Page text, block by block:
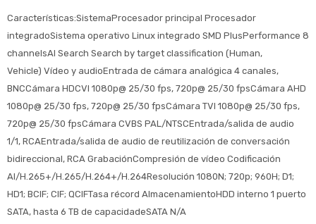
Características:SistemaProcesador principal Procesador
integradoSistema operativo Linux integrado SMD PlusPerformance 8
channelsAI Search Search by target classification (Human,
Vehicle) Vídeo y audioEntrada de cámara analógica 4 canales,
BNCCámara HDCVI 1080p@ 25/30 fps, 720p@ 25/30 fpsCámara AHD
1080p@ 25/30 fps, 720p@ 25/30 fpsCámara TVI 1080p@ 25/30 fps,
720p@ 25/30 fpsCámara CVBS PAL/NTSCEntrada/salida de audio
1/1, RCAEntrada/salida de audio de reutilización de conversación
bidireccional, RCA GrabaciónCompresión de vídeo Codificación
AI/H.265+/H.265/H.264+/H.264Resolución 1080N; 720p; 960H; D1;
HD1; BCIF; CIF; QCIFTasa récord AlmacenamientoHDD interno 1 puerto
SATA, hasta 6 TB de capacidadeSATA N/A